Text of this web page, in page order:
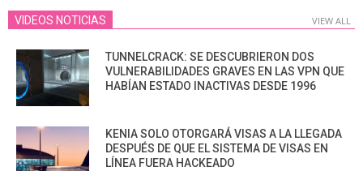
VIDEOS NOTICIAS VIEW ALL
TUNNELCRACK: SE DESCUBRIERON DOS
VULNERABILIDADES GRAVES EN LAS VPN QUE
HABÍAN ESTADO INACTIVAS DESDE 1996
KENIA SOLO OTORGARÁ VISAS A LA LLEGADA
DESPUÉS DE QUE EL SISTEMA DE VISAS EN
LÍNEA FUERA HACKEADO